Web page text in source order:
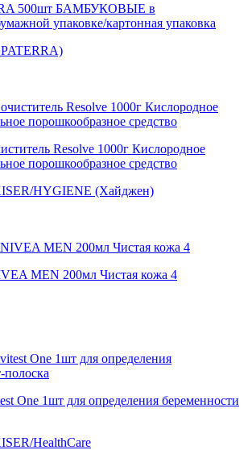
500шт БАМБУКОВЫЕ в
упаковке/картонная упаковка
Resolve 1000г Кислородное
порошкообразное средство
HYGIENE (Хайджен)
MEN 200мл Чистая кожа 4
One 1шт для определения беременности
НealthСare